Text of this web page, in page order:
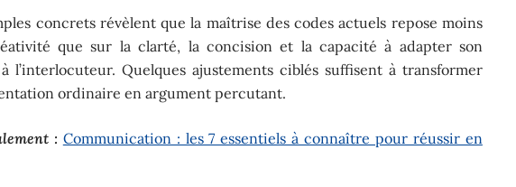
concrets révèlent que la maîtrise des codes actuels repose moins
que sur la clarté, la concision et la capacité à adapter son
l’interlocuteur. Quelques ajustements ciblés suffisent à transformer
ordinaire en argument percutant.
: Communication : les 7 essentiels à connaître pour réussir en